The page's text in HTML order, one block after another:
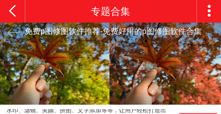
专题合集
免费p图修图软件推荐-免费好用的p图修图软件合集
有什么免费的p图修图软件？手机p图修图软件哪个好？小
编今天就为大家推荐了几款免费p图修图软件，这些p图修图软
件不仅操作简单，还提供了丰富的p图修图功能，如自动修复、
水印、滤镜、美颜、拼图、文字添加等等，让用户轻松打造出